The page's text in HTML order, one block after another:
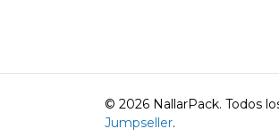
© 2026 NallarPack. Todos
Jumpseller.